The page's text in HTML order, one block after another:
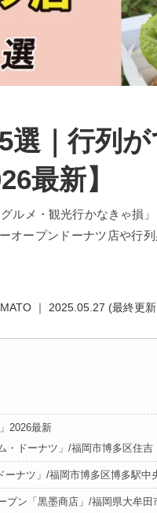
｜行列が
最新】
ルメ・観光行かなきゃ損
オープンドーナツ店や行
｜ 2025.05.27 (最終更
2026最新
・ドーナツ」/福岡市博多区住吉
ナツ」/福岡市博多区博多駅中
プン「黒墨商店」/福岡県大牟田